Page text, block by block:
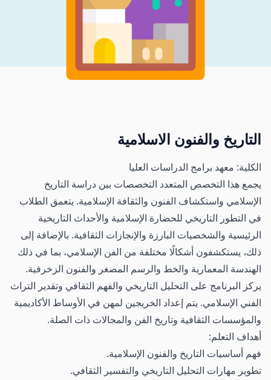
التاريخ والفنون الاسلامية
الكلية: معهد برامج الدراسات العليا
يجمع هذا التخصص المتعدد التخصصات بين دراسة التاريخ
الإسلامي واستكشاف الفنون والثقافة الإسلامية. يتعمق الطلاب
في التطور التاريخي للحضارة الإسلامية والأحداث التاريخية
الرئيسية والشخصيات البارزة والإنجازات الثقافية. بالإضافة إلى
ذلك، يستكشفون أشكالًا مختلفة من الفن الإسلامي، بما في ذلك
الهندسة المعمارية والخط والرسم المصغر والفنون الزخرفية.
يركز البرنامج على التحليل التاريخي والفهم الثقافي وتقدير التراث
الفني الإسلامي. يتم إعداد الخريجين لمهن في الأوساط الأكاديمية
والمؤسسات الثقافية وتاريخ الفن والمجالات ذات الصلة.
أهداف التعلم:
فهم أساسيات التاريخ والفنون الإسلامية.
تطوير مهارات التحليل التاريخي والتفسير الثقافي.